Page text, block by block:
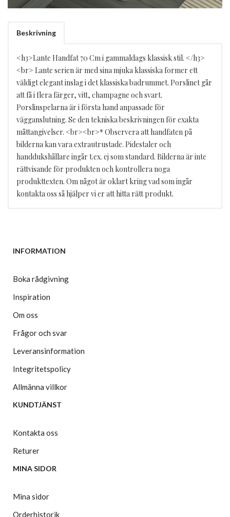
Beskrivning
<h3>Lante Handfat 70 Cm i gammaldags klassisk stil. </h3>
<br> Lante serien är med sina mjuka klassiska former ett
väldigt elegant inslag i det klassiska badrummet. Porslinet går
att få i flera färger, vitt, champagne och svart.
Porslinspelarna är i första hand anpassade för
vägganslutning. Se den tekniska beskrivningen för exakta
måttangivelser. <br><br>* Observera att handfaten på
bilderna kan vara extrautrustade. Pidestaler och
handdukshållare ingår t.ex. ej som standard. Bilderna är inte
rättvisande för produkten och kontrollera noga
produkttexten. Om något är oklart kring vad som ingår
kontakta oss så hjälper vi er att hitta rätt produkt.
INFORMATION
Boka rådgivning
Inspiration
Om oss
Frågor och svar
Leveransinformation
Integritetspolicy
Allmänna villkor
KUNDTJÄNST
Kontakta oss
Returer
MINA SIDOR
Mina sidor
Orderhistorik